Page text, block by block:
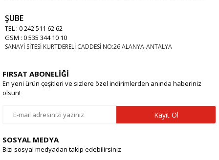
ŞUBE
TEL : 0 242 511 62 62
GSM : 0 535 344 10 10
SANAYİ SİTESİ KURTDERELİ CADDESİ NO:26 ALANYA-ANTALYA
FIRSAT ABONELİĞİ
En yeni ürün çeşitleri ve sizlere özel indirimlerden anında haberiniz
olsun!
Kayıt Ol
SOSYAL MEDYA
Bizi sosyal medyadan takip edebilirsiniz